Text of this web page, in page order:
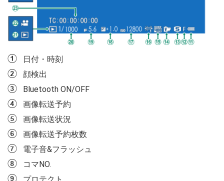
A 日付・時刻
B 顔検出
C Bluetooth ON/OFF
D 画像転送予約
E 画像転送状況
F 画像転送予約枚数
G 電子音&フラッシュ
H コマNO.
I